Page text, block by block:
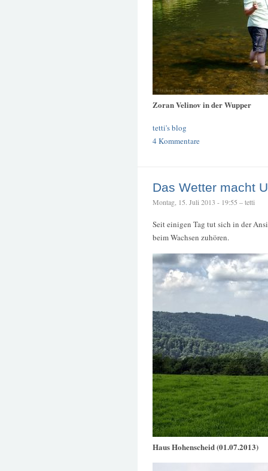
Zoran Velinov in der Wupper
tetti's blog
4 Kommentare
Das Wetter macht
Montag, 15. Juli 2013 - 19:55 – tetti
Seit einigen Tag tut sich in der
beim Wachsen zuhören.
Haus Hohenscheid (01.07.2013)